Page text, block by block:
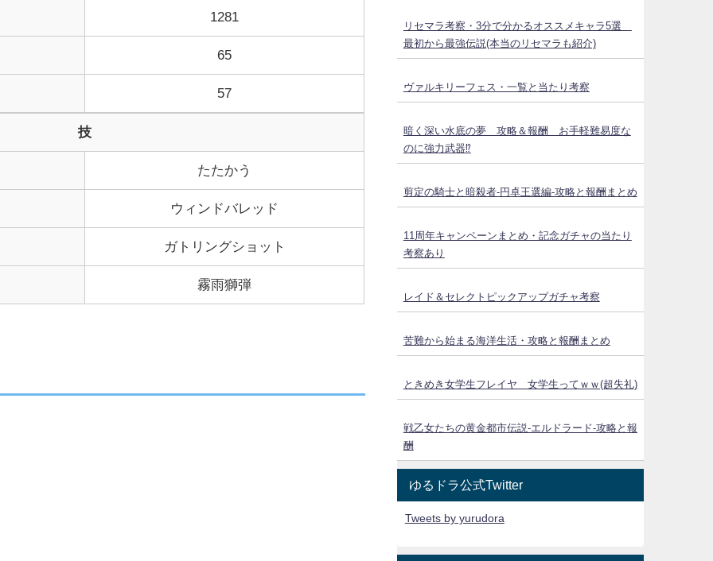
1281
65
57
技
たたかう
ウィンドバレッド
ガトリングショット
霧雨獅弾
リセマラ考察・3分で分かるオススメキャラ5選
最初から最強伝説(本当のリセマラも紹介)
ヴァルキリーフェス・一覧と当たり考察
暗く深い水底の夢 攻略＆報酬 お手軽難易度な
のに強力武器⁉
剪定の騎士と暗殺者-円卓王選編-攻略と報酬まとめ
11周年キャンペーンまとめ・記念ガチャの当たり
考察あり
レイド＆セレクトピックアップガチャ考察
苦難から始まる海洋生活・攻略と報酬まとめ
ときめき女学生フレイヤ 女学生ってｗｗ(超失礼)
戦乙女たちの黄金都市伝説‐エルドラード‐攻略と報
酬
ゆるドラ公式Twitter
Tweets by yurudora